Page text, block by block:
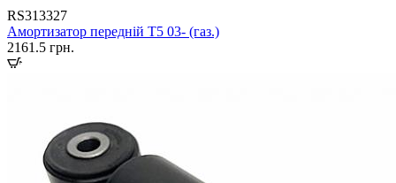
RS313327
Амортизатор передній T5 03- (газ.)
2161.5 грн.